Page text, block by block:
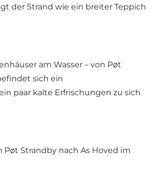
der Strand wie ein breiter Teppich
am Wasser – von Pøt
sich ein
paar kalte Erfrischungen zu sich
Strandby nach As Hoved im